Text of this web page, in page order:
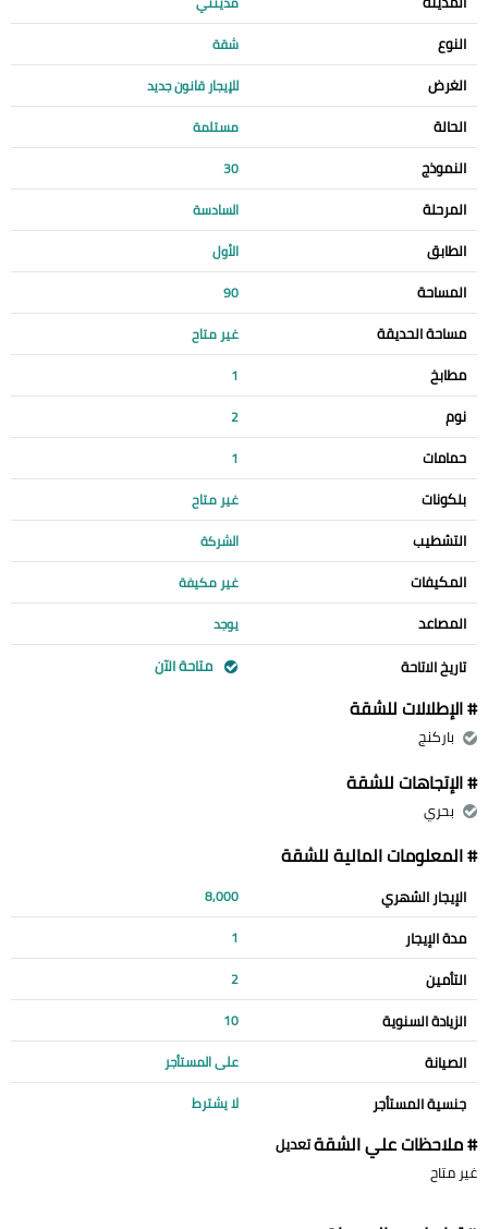
النوع شقة
الغرض للإيجار قانون جديد
الحالة مستلمة
النموذج 30
المرحلة السادسة
الطابق الأول
المساحة 90
مساحة الحديقة غير متاح
مطابخ 1
نوم 2
حمامات 1
بلكونات غير متاح
التشطيب الشركة
المكيفات غير مكيفة
المصاعد يوجد
تاريخ الاتاحة متاحة الآن
# الإطلالات للشقة
باركنج
# الإتجاهات للشقة
بحري
# المعلومات المالية للشقة
الإيجار الشهري 8,000
مدة الإيجار 1
التأمين 2
الزيادة السنوية 10
الصيانة على المستأجر
جنسية المستأجر لا يشترط
# ملاحظات علي الشقةتعديل
غير متاح